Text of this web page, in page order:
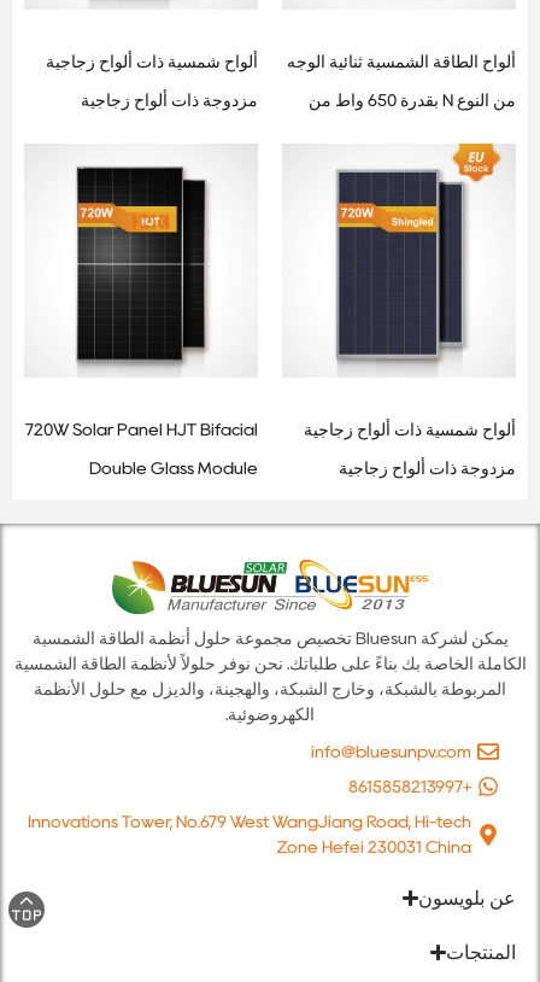
ألواح شمسية ذات ألواح زجاجية
مزدوجة ذات ألواح زجاجية
التجارية وتطبيقات المرافق
ألواح الطاقة الشمسية ثنائية الوجه
من النوع N بقدرة 650 واط من
التجارية ومشاريع المرافق العامة
720W Solar Panel HJT Bifacial
Double Glass Module
ألواح شمسية ذات ألواح زجاجية
مزدوجة ذات ألواح زجاجية
يمكن لشركة Bluesun تخصيص مجموعة حلول أنظمة الطاقة الشمسية
الكاملة الخاصة بك بناءً على طلباتك. نحن نوفر حلولاً لأنظمة الطاقة الشمسية
المربوطة بالشبكة، وخارج الشبكة، والهجينة، والديزل مع حلول الأنظمة
الكهروضوئية.
info@bluesunpv.com
+8615858213997
Innovations Tower, No.679 West WangJiang Road, Hi-tech
Zone Hefei 230031 China
عن بلويسون
المنتجات